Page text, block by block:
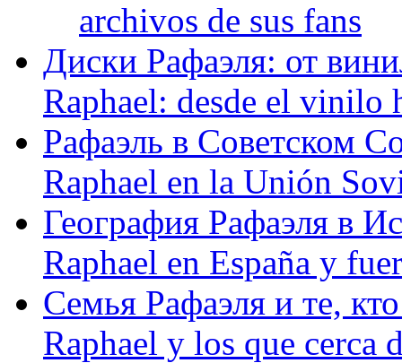
archivos de sus fans
Диски Рафаэля: от
Raphael: desde el vinilo
Рафаэль в Советском
Raphael en la Unión
География Рафаэля в
Raphael en España y
Семья Рафаэля и те,
Raphael y los que cerca